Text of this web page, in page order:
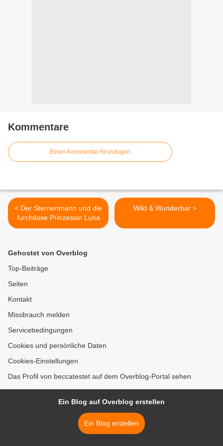
Kommentare
Einen Kommentar hinzufügen
< Der Sternenmann und die
furchtlose Prinzessin Luna
Wild & Wunderbar >
Gehostet von Overblog
Top-Beiträge
Seiten
Kontakt
Missbrauch melden
Servicebedingungen
Cookies und persönliche Daten
Cookies-Einstellungen
Das Profil von beccatestet auf dem Overblog-Portal sehen
Ein Blog auf Overblog erstellen
Ein Blog erstellen